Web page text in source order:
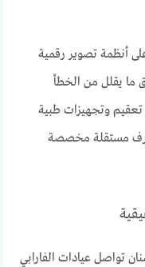
أنظمة تصوير رقمية
ما يقلل من الخطأ
تعقيم وتجهيزات طبية
مستقلة مخصصة
تواصل عيادات الفارابي